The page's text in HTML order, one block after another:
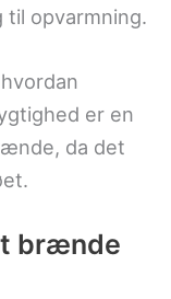
til opvarmning.
er en
da det
brænde